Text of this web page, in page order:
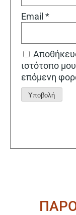
Email *
ιστότοπο
επόμενη